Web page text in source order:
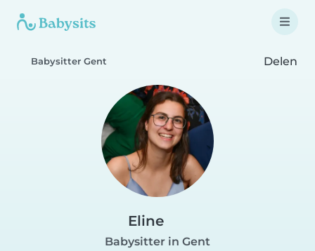
Babysitter Gent Delen
Eline
Babysitter in Gent